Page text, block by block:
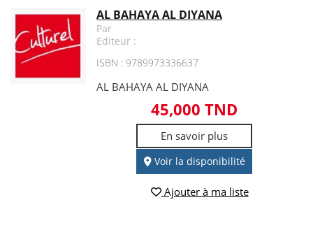
AL BAHAYA AL DIYANA
Par
Editeur :
ISBN : 9789973336637
AL BAHAYA AL DIYANA
45,000 TND
En savoir plus
Voir la disponibilité
Ajouter à ma liste